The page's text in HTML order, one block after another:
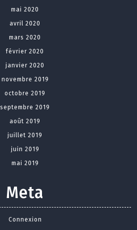
mai 2020
avril 2020
mars 2020
février 2020
janvier 2020
novembre 2019
octobre 2019
septembre 2019
août 2019
juillet 2019
juin 2019
mai 2019
Meta
Connexion